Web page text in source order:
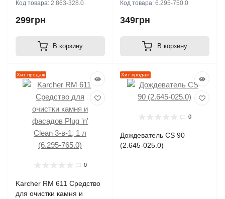
Код товара: 2.863-328.0
299грн
В корзину
Код товара: 6.295-750.0
349грн
В корзину
Хит продаж
0
Karcher RM 611 Средство
для очистки камня и
Хит продаж
0
Дождеватель CS 90
(2.645-025.0)